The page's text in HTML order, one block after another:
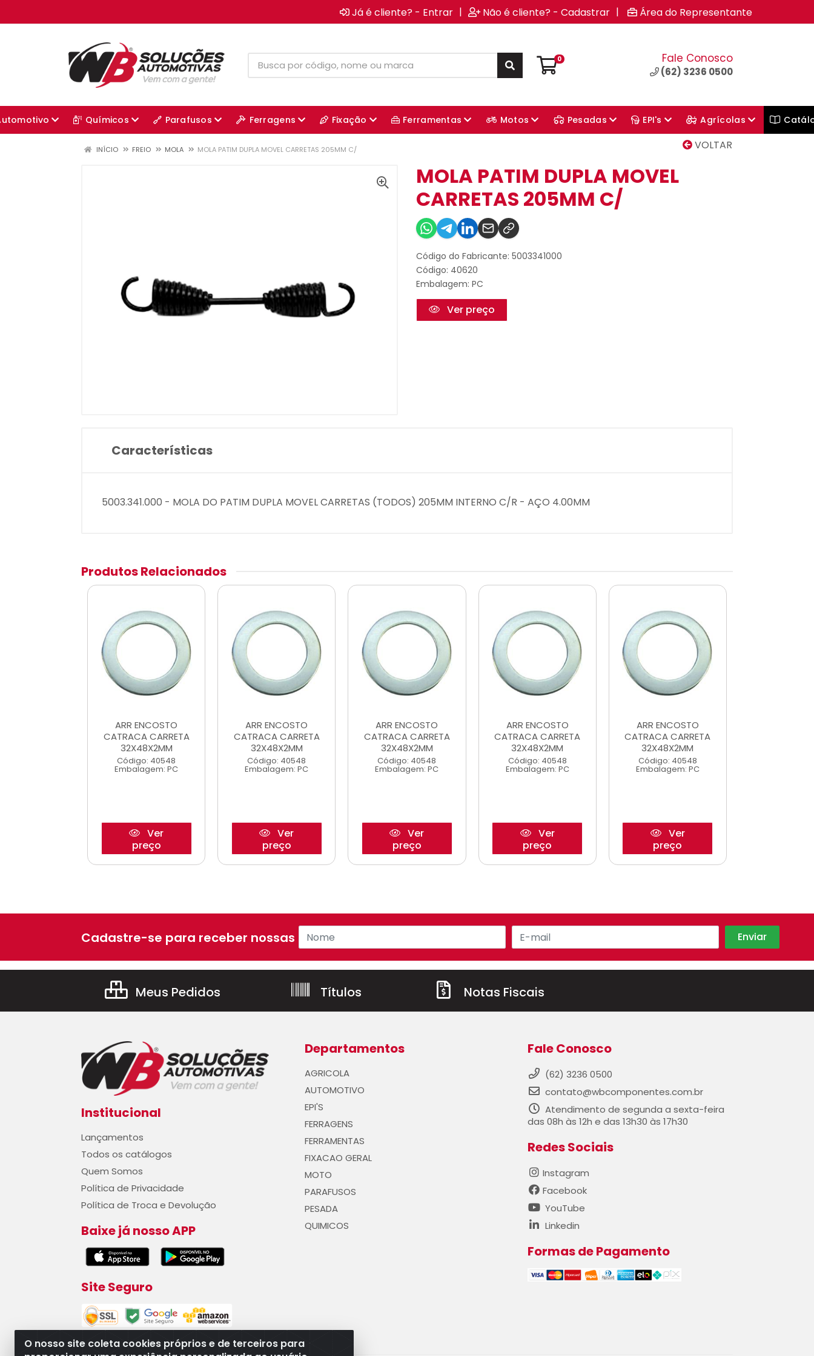
Já é cliente? - Entrar | Não é cliente? - Cadastrar | Área do Representante
0 Fale Conosco
(62) 3236 0500
Químicos Parafusos Ferragens Fixação Ferramentas Motos Pesadas EPI's Agrícolas
VOLTAR
INÍCIO FREIO MOLA MOLA PATIM DUPLA MOVEL CARRETAS 205MM C/
MOLA PATIM DUPLA MOVEL
CARRETAS 205MM C/
Código do Fabricante: 5003341000
Código: 40620
Embalagem: PC
Ver preço
Características
5003.341.000 - MOLA DO PATIM DUPLA MOVEL CARRETAS (TODOS) 205MM INTERNO C/R - AÇO 4.00MM
Produtos Relacionados
ARR ENCOSTO
CATRACA CARRETA
32X48X2MM
Código: 40548
Embalagem: PC
Ver
preço
ARR ENCOSTO
CATRACA CARRETA
32X48X2MM
Código: 40548
Embalagem: PC
Ver
preço
ARR ENCOSTO
CATRACA CARRETA
32X48X2MM
Código: 40548
Embalagem: PC
Ver
preço
ARR ENCOSTO
CATRACA CARRETA
32X48X2MM
Código: 40548
Embalagem: PC
Ver
preço
ARR ENCOSTO
CATRACA CARRETA
32X48X2MM
Código: 40548
Embalagem: PC
Ver
preço
O nosso site coleta cookies próprios e de terceiros para
Cadastre-se para receber nossas ofertas!
Meus Pedidos Títulos Notas Fiscais
Institucional
Lançamentos
Todos os catálogos
Quem Somos
Política de Privacidade
Política de Troca e Devolução
Baixe já nosso APP
Site Seguro
Departamentos
AGRICOLA
AUTOMOTIVO
EPI'S
FERRAGENS
FERRAMENTAS
FIXACAO GERAL
MOTO
PARAFUSOS
PESADA
QUIMICOS
Fale Conosco
(62) 3236 0500
contato@wbcomponentes.com.br
Atendimento de segunda a sexta-feira
das 08h às 12h e das 13h30 às 17h30
Redes Sociais
Instagram
Facebook
YouTube
Linkedin
Formas de Pagamento